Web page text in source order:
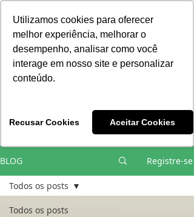
Utilizamos cookies para oferecer
melhor experiência, melhorar o
desempenho, analisar como você
interage em nosso site e personalizar
conteúdo.
Recusar Cookies Aceitar Cookies
Vivências e Cursos Iniciáticos
BLOG Registre-se
Todos os posts
Todos os posts